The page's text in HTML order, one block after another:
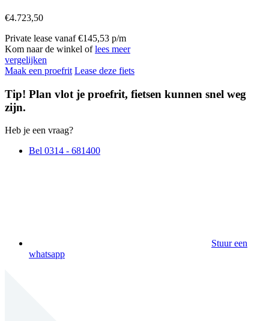
€4.723,50
Private lease vanaf €145,53 p/m
Kom naar de winkel oflees meer
vergelijken
Maak een proefrit Lease deze fiets
Tip! Plan vlot je proefrit, fietsen kunnen snel weg
zijn.
Heb je een vraag?
Bel 0314 - 681400
Stuur een
whatsapp